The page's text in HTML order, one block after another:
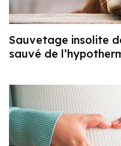
Sauvetage insolite
sauvé de